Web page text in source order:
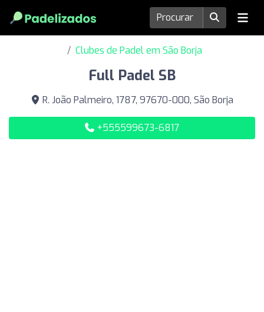
Clubes de Padel em São Borja
Full Padel SB
R. João Palmeiro, 1787, 97670-000, São Borja
+555599673-6817